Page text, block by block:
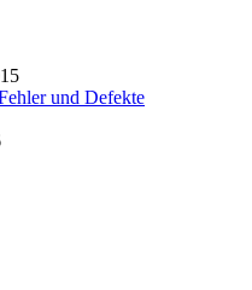
und Defekte